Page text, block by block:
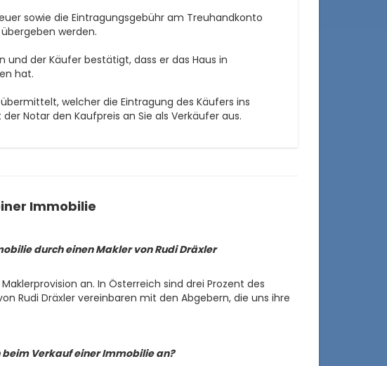
sowie die Eintragungsgebühr am Treuhandkonto
werden.
und der Käufer bestätigt, dass er das Haus in
hat.
welcher die Eintragung des Käufers ins
Notar den Kaufpreis an Sie als Verkäufer aus.
Immobilie
durch einen Makler von Rudi Dräxler
an. In Österreich sind drei Prozent des
Rudi Dräxler vereinbaren mit den Abgebern, die uns ihre
Verkauf einer Immobilie an?